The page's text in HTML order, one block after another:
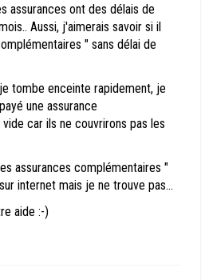
assurances ont des délais de
Aussi, j'aimerais savoir si il
" sans délai de
tombe enceinte rapidement, je
une assurance
car ils ne couvrirons pas les
assurances complémentaires "
internet mais je ne trouve pas...
aide :-)